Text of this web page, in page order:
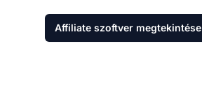
Affiliate szoftver megtekintése